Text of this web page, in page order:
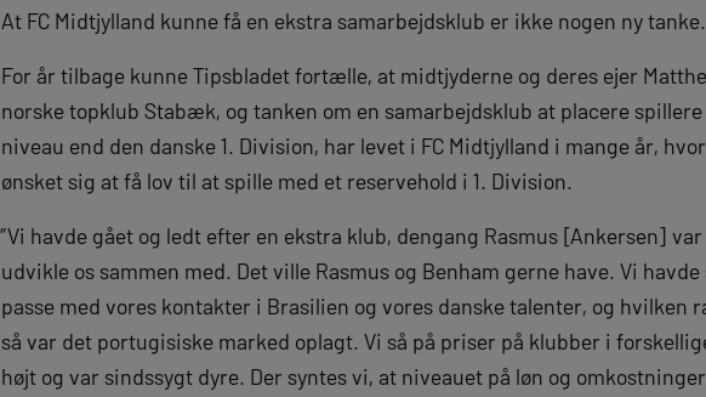
At FC Midtjylland kunne få en ekstra samarbejdsklub er ikke nogen ny tanke.
For år tilbage kunne Tipsbladet fortælle, at midtjyderne og deres ejer
norske topklub Stabæk, og tanken om en samarbejdsklub at placere
niveau end den danske 1. Division, har levet i FC Midtjylland i mange år,
ønsket sig at få lov til at spille med et reservehold i 1. Division.
”Vi havde gået og ledt efter en ekstra klub, dengang Rasmus [Ankersen]
udvikle os sammen med. Det ville Rasmus og Benham gerne have. Vi
passe med vores kontakter i Brasilien og vores danske talenter, og hvilken
så var det portugisiske marked oplagt. Vi så på priser på klubber i
højt og var sindssygt dyre. Der syntes vi, at niveauet på løn og